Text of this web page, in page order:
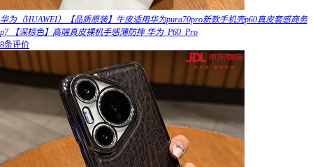
华为（HUAWEI）【品质原装】牛皮适用华为pura70pro新款手机壳p60真皮套感商务
p7 【深棕色】高端真皮裸机手感薄防摔 华为_P60_Pro
8条评价